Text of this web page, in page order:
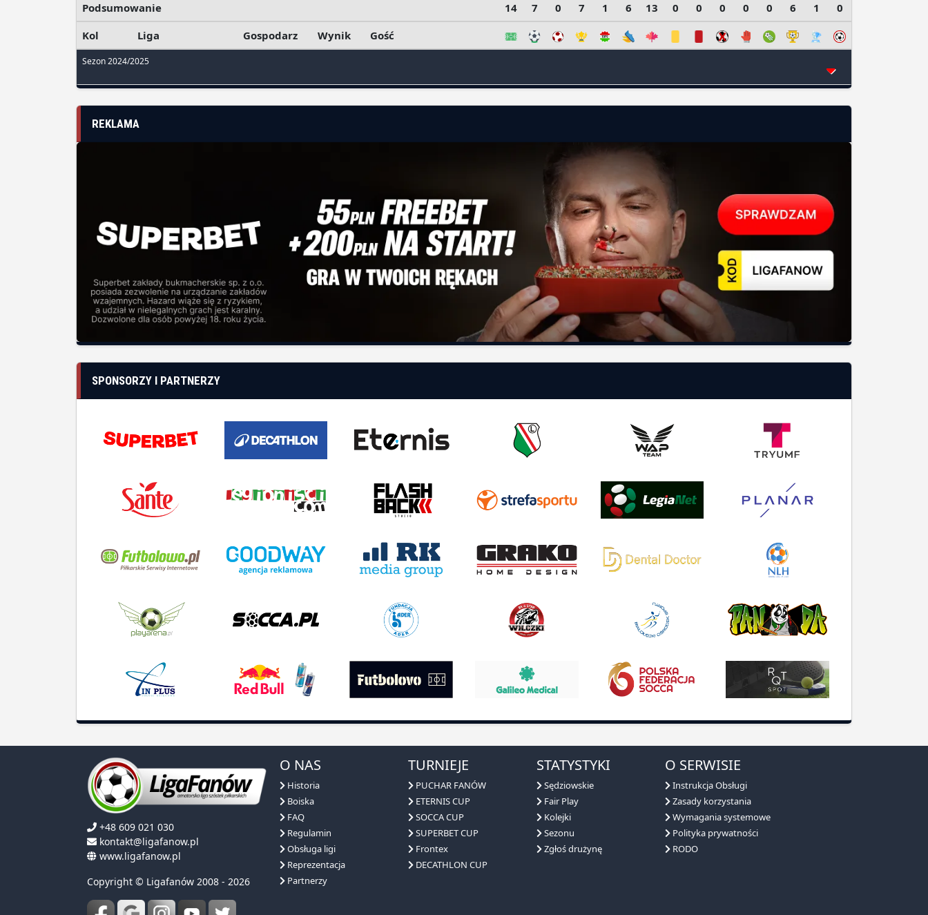
Podsumowanie 14 7 0 7 1 6 13 0 0 0 0 0 6 1
0
Kol
Liga Gospodarz Wynik Gość
Sezon 2024/2025
REKLAMA
SPONSORZY I PARTNERZY
+48 609 021 030
kontakt@ligafanow.pl
www.ligafanow.pl
Copyright © Ligafanów 2008 - 2026
O NAS
Historia
Boiska
FAQ
Regulamin
Obsługa ligi
Reprezentacja
Partnerzy
TURNIEJE
PUCHAR FANÓW
ETERNIS CUP
SOCCA CUP
SUPERBET CUP
Frontex
DECATHLON CUP
STATYSTYKI
Sędziowskie
Fair Play
Kolejki
Sezonu
Zgłoś drużynę
O SERWISIE
Instrukcja Obsługi
Zasady korzystania
Wymagania systemowe
Polityka prywatności
RODO